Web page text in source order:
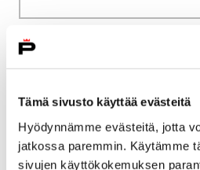
Tämä sivusto käyttää evästeitä
Hyödynnämme evästeitä, jotta
jatkossa paremmin. Käytämme
sivujen käyttökokemuksen
Etusivu Kaupunki ja
Sähköinen asiointi ja
Sosiaali- ja
palvelut ja lomakkeet
Vammaispalvelut